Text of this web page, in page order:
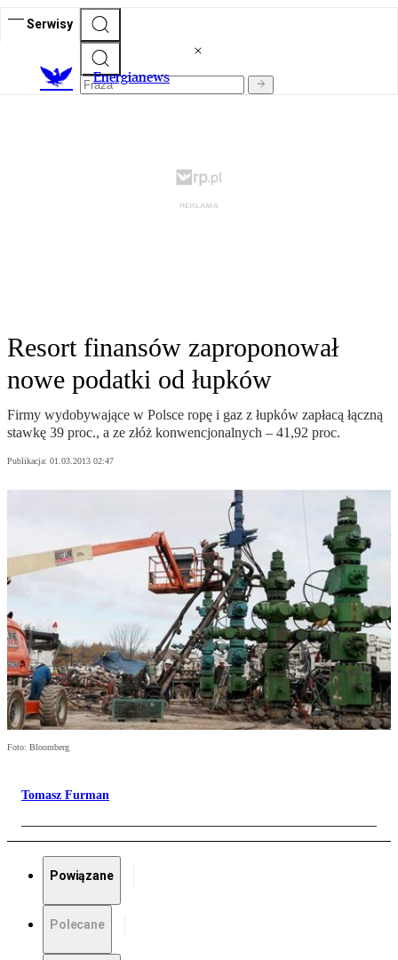
Serwisy
Energianews
Resort finansów zaproponował
nowe podatki od łupków
Firmy wydobywające w Polsce ropę i gaz z łupków zapłacą łączną
stawkę 39 proc., a ze złóż konwencjonalnych – 41,92 proc.
Publikacja: 01.03.2013 02:47
Foto: Bloomberg
Tomasz Furman
Powiązane
Polecane